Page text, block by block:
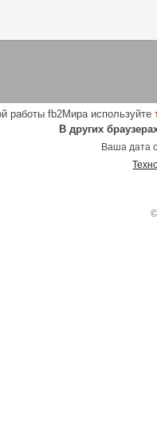
работы fb2Мира используйте
В других
Ваша дата